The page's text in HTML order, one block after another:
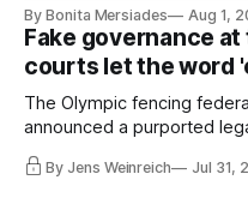
COO Kevin Lamour – has
him. Infantino must go, but
By Bonita Mersiades Aug 1,
Fake governance at
courts let the word
The Olympic fencing
announced a purported
world. I obtained both
that propaganda. Very
By Jens Weinreich Jul 31,